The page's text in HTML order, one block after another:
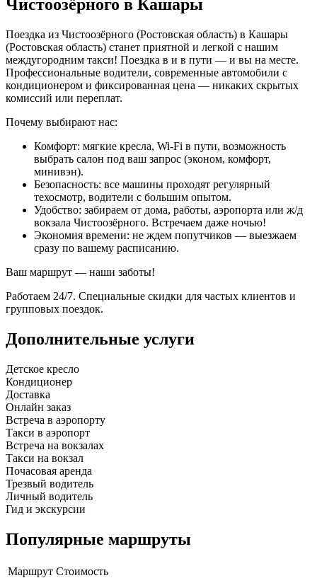
Чистоозёрного в Кашары
Поездка из Чистоозёрного (Ростовская область) в Кашары
(Ростовская область) станет приятной и легкой с нашим
междугородним такси! Поездка в и в пути — и вы на месте.
Профессиональные водители, современные автомобили с
кондиционером и фиксированная цена — никаких скрытых
комиссий или переплат.
Почему выбирают нас:
Комфорт: мягкие кресла, Wi-Fi в пути, возможность
выбрать салон под ваш запрос (эконом, комфорт,
минивэн).
Безопасность: все машины проходят регулярный
техосмотр, водители с большим опытом.
Удобство: забираем от дома, работы, аэропорта или ж/д
вокзала Чистоозёрного. Встречаем даже ночью!
Экономия времени: не ждем попутчиков — выезжаем
сразу по вашему расписанию.
Ваш маршрут — наши заботы!
Работаем 24/7. Специальные скидки для частых клиентов и
групповых поездок.
Дополнительные услуги
Детское кресло
Кондиционер
Доставка
Онлайн заказ
Встреча в аэропорту
Такси в аэропорт
Встреча на вокзалах
Такси на вокзал
Почасовая аренда
Трезвый водитель
Личный водитель
Гид и экскурсии
Популярные маршруты
Маршрут Стоимость